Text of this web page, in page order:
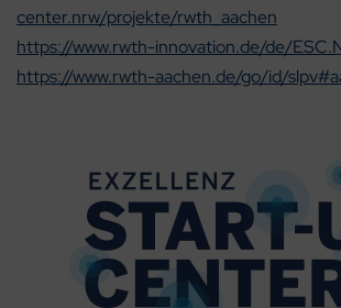
center.nrw/projekte/rwth_aachen
https://www.rwth-innovation.de/de/
https://www.rwth-aachen.de/go/id/